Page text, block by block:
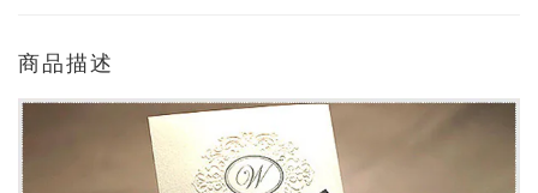
商品描述